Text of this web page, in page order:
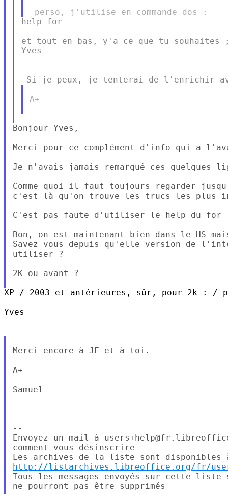
help for
et tout en bas, y'a ce que tu souhaites
Yves
A+
Bonjour Yves,
Merci pour ce complément d'info qui a
Je n'avais jamais remarqué ces quelques
Comme quoi il faut toujours regarder
c'est là qu'on trouve les trucs les plus
C'est pas faute d'utiliser le help du for
Bon, on est maintenant bien dans le HS
Savez vous depuis qu'elle version de
utiliser ?
2K ou avant ?
XP / 2003 et antérieures, sûr, pour 2k :-/
Yves
Merci encore à JF et à toi.
A+
Samuel
--
Envoyez un mail à
comment vous désinscrire
http://listarchives.libreoffice.org/fr/
Tous les messages envoyés sur cette
ne pourront pas être supprimés